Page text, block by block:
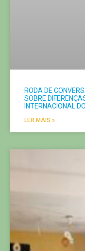
RODA DE
SOBRE
INTERNACIONAL
LER MAIS »